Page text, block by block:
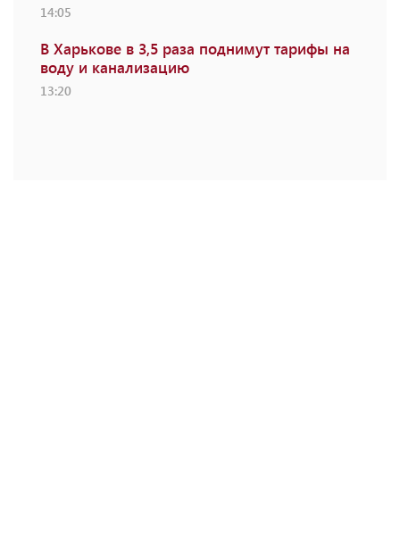
14:05
В Харькове в 3,5 раза поднимут тарифы на
воду и канализацию
13:20